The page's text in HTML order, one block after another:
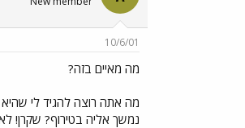
10/6/01
מה מאיים בזה?
מה אתה רוצה להגיד לי
נמשך אליה בטירוף? שקרן!